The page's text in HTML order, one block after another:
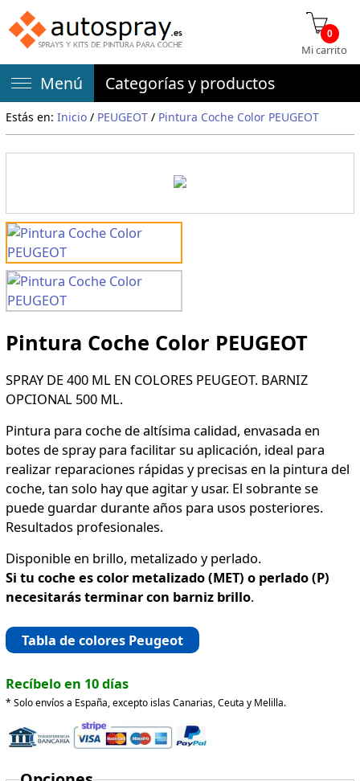
0
Mi carrito
Menú Categorías y productos
Estás en: Inicio/ PEUGEOT/ Pintura Coche Color PEUGEOT
Pintura Coche Color PEUGEOT
SPRAY DE 400 ML EN COLORES PEUGEOT. BARNIZ
OPCIONAL 500 ML.
Pintura para coche de altísima calidad, envasada en
botes de spray para facilitar su aplicación, ideal para
realizar reparaciones rápidas y precisas en la pintura del
coche, tan solo hay que agitar y usar. El sobrante se
puede guardar durante años para usos posteriores.
Resultados profesionales.
Disponible en brillo, metalizado y perlado.
Si tu coche es color metalizado (MET) o perlado (P)
necesitarás terminar con barniz brillo.
Tabla de colores Peugeot
Recíbelo en 10 días
* Solo envíos a España, excepto islas Canarias, Ceuta y Melilla.